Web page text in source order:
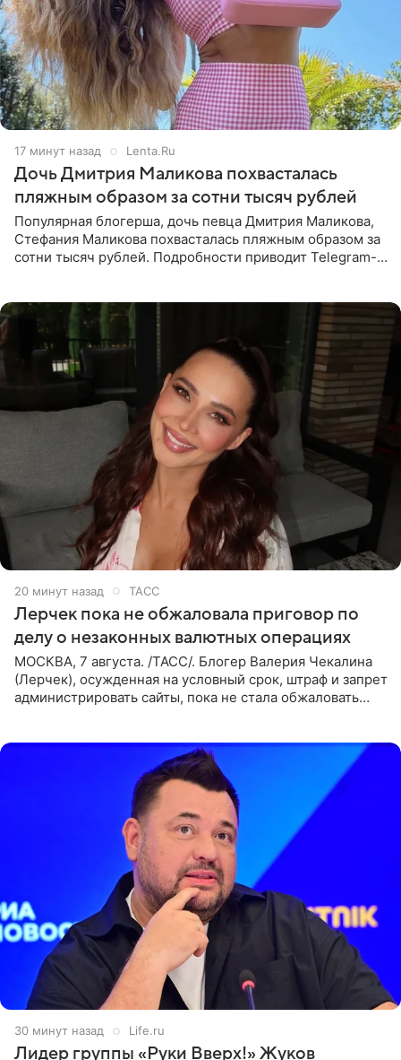
17 минут назад Lenta.Ru
Дочь Дмитрия Маликова похвасталась
пляжным образом за сотни тысяч рублей
Популярная блогерша, дочь певца Дмитрия Маликова,
Стефания Маликова похвасталась пляжным образом за
сотни тысяч рублей. Подробности приводит Telegram-
20 минут назад ТАСС
Лерчек пока не обжаловала приговор по
делу о незаконных валютных операциях
МОСКВА, 7 августа. /ТАСС/. Блогер Валерия Чекалина
(Лерчек), осужденная на условный срок, штраф и запрет
администрировать сайты, пока не стала обжаловать
30 минут назад Life.ru
Лидер группы «Руки Вверх!» Жуков